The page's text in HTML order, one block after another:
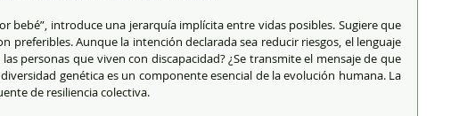
bebé”, introduce una jerarquía implícita entre vidas posibles. Sugiere que
preferibles. Aunque la intención declarada sea reducir riesgos, el lenguaje
personas que viven con discapacidad? ¿Se transmite el mensaje de que
genética es un componente esencial de la evolución humana. La
de resiliencia colectiva.